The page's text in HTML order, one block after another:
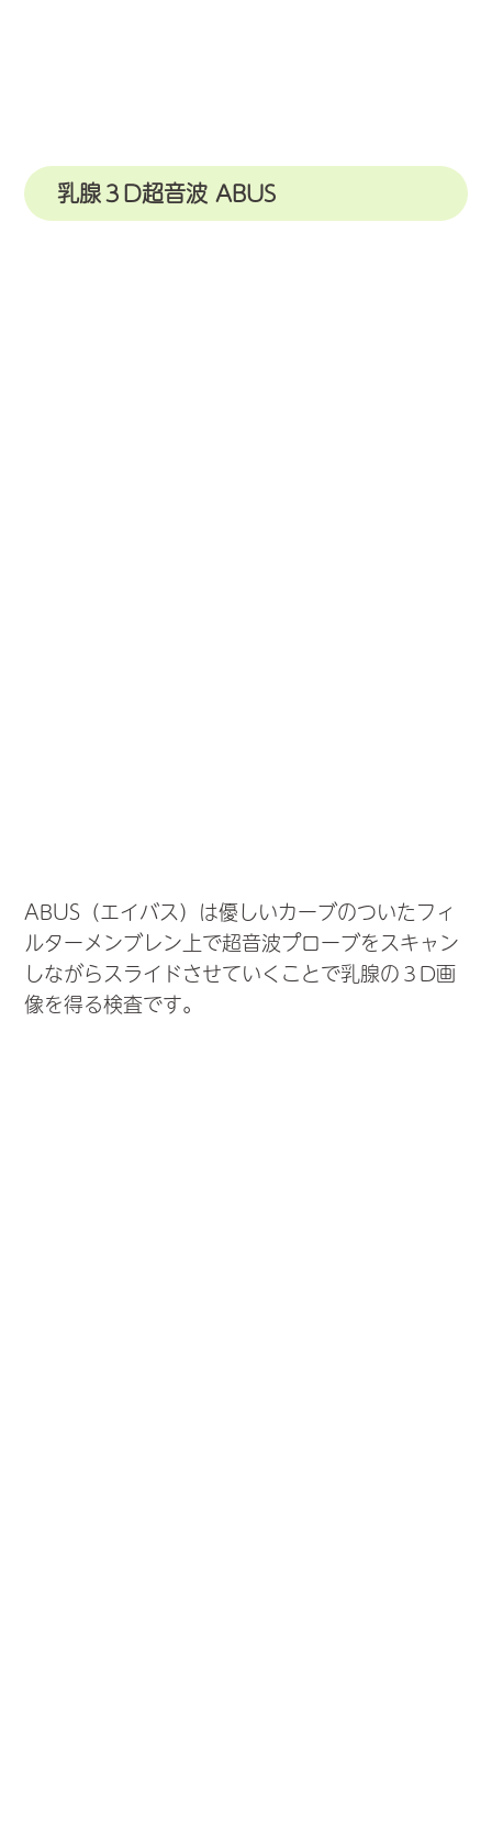
乳腺３D超音波 ABUS
ABUS（エイバス）は優しいカーブのついたフィ
ルターメンブレン上で超音波プローブをスキャン
しながらスライドさせていくことで乳腺の３D画
像を得る検査です。